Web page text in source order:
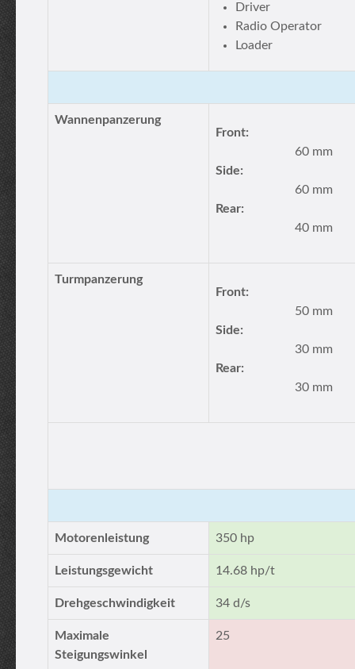
Driver
Radio Operator
Loader
Wannenpanzerung
Front:
60 mm
Side:
60 mm
Rear:
40 mm
Turmpanzerung
Front:
50 mm
Side:
30 mm
Rear:
30 mm
Motorenleistung 350 hp
Leistungsgewicht 14.68 hp/t
Drehgeschwindigkeit 34 d/s
Maximale
Steigungswinkel
25